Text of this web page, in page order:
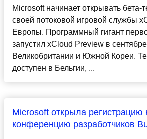
Microsoft начинает открывать бета-
своей потоковой игровой службы
Европы. Программный гигант
запустил xCloud Preview в
Великобритании и Южной Кореи.
доступен в Бельгии, ...
Microsoft открыла регистрацию
конференцию разработчиков